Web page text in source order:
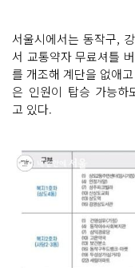
서울시에서는 동작구,
서 교통약자 무료셔틀
를 개조해 계단을 없애
은 인원이 탑승 가능하
고 있다.